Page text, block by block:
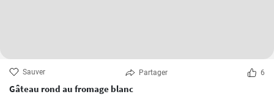
Sauver Partager 6
Gâteau rond au fromage blanc